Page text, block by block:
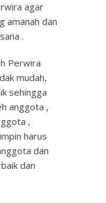
agar
amanah dan
.
Perwira
mudah,
sehingga
anggota ,
,
harus
dan
dan